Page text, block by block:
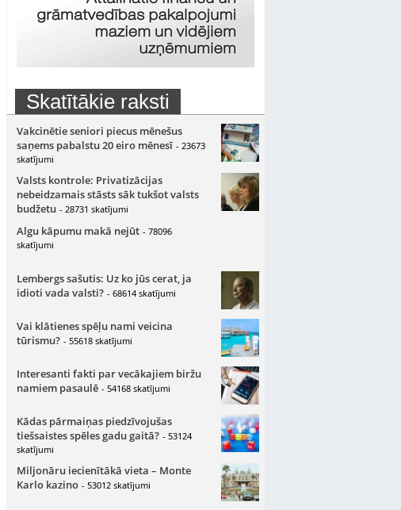
Skatītākie raksti
Vakcinētie seniori piecus mēnešus
saņems pabalstu 20 eiro mēnesī - 23673
skatījumi
Valsts kontrole: Privatizācijas
nebeidzamais stāsts sāk tukšot valsts
budžetu - 28731 skatījumi
Algu kāpumu makā nejūt - 78096
skatījumi
Lembergs sašutis: Uz ko jūs cerat, ja
idioti vada valsti? - 68614 skatījumi
Vai klātienes spēļu nami veicina
tūrismu? - 55618 skatījumi
Interesanti fakti par vecākajiem biržu
namiem pasaulē - 54168 skatījumi
Kādas pārmaiņas piedzīvojušas
tiešsaistes spēles gadu gaitā? - 53124
skatījumi
Miljonāru iecienītākā vieta – Monte
Karlo kazino - 53012 skatījumi